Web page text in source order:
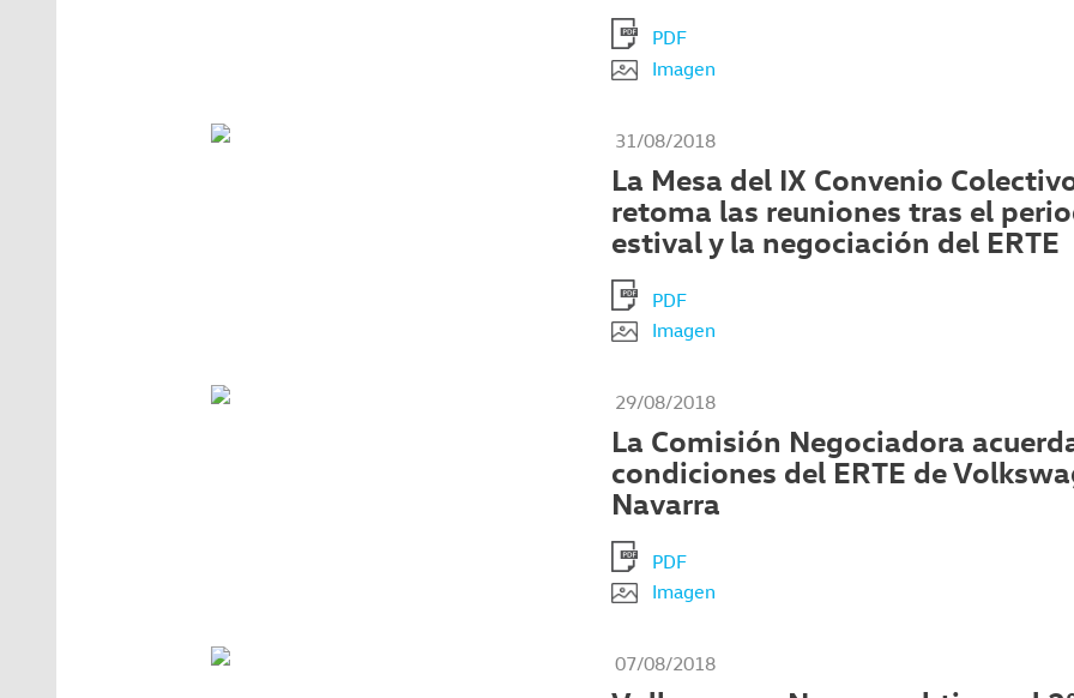
PDF
Imagen
31/08/2018
La Mesa del IX Convenio
retoma las reuniones tras el
estival y la negociación del ERTE
PDF
Imagen
29/08/2018
La Comisión Negociadora
condiciones del ERTE de
Navarra
PDF
Imagen
07/08/2018